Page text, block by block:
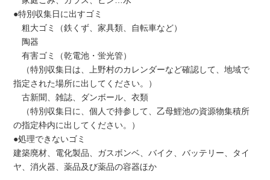
●特別収集日に出すゴミ
粗大ゴミ（鉄くず、家具類、自転車など）
陶器
有害ゴミ（乾電池・蛍光管）
（特別収集日は、上野村のカレンダーなど確認して、地域で
指定された場所に出してください。）
古新聞、雑誌、ダンボール、衣類
（特別収集日に、個人で持参して、乙母鯉池の資源物集積所
の指定枠内に出してください。）
●処理できないゴミ
建築廃材、電化製品、ガスボンベ、バイク、バッテリー、タイ
ヤ、消火器、薬品及び薬品の容器ほか